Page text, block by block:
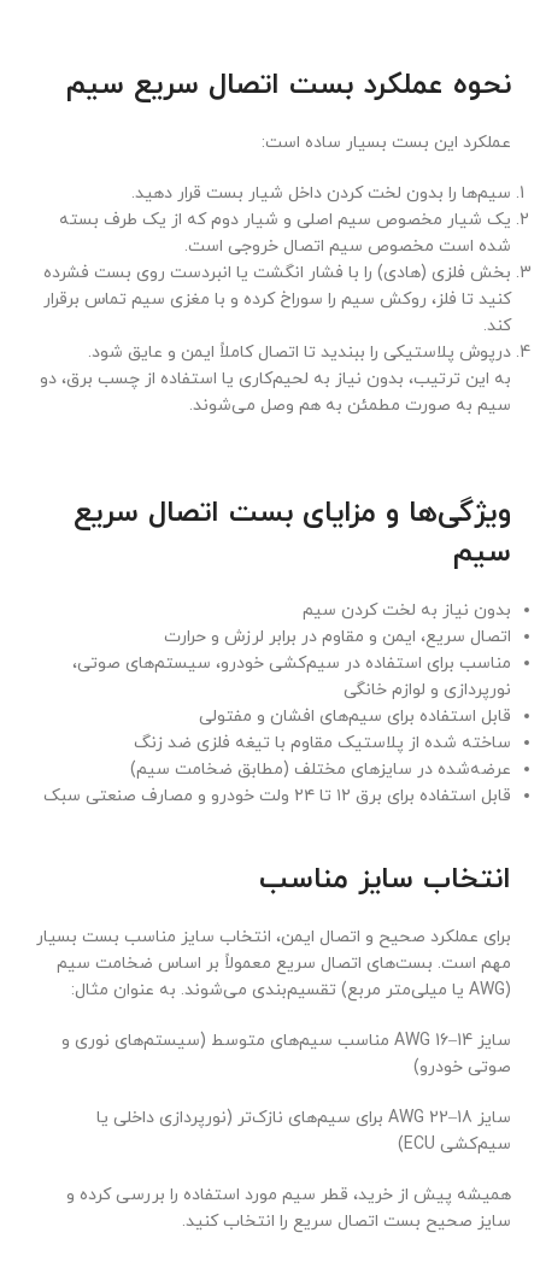
نحوه عملکرد بست اتصال سریع سیم
عملکرد این بست بسیار ساده است:
سیم‌ها را بدون لخت کردن داخل شیار بست قرار دهید.
یک شیار مخصوص سیم اصلی و شیار دوم که از یک طرف بسته
شده است مخصوص سیم اتصال خروجی است.
بخش فلزی (هادی) را با فشار انگشت یا انبردست روی بست فشرده
کنید تا فلز، روکش سیم را سوراخ کرده و با مغزی سیم تماس برقرار
کند.
درپوش پلاستیکی را ببندید تا اتصال کاملاً ایمن و عایق شود.
به این ترتیب، بدون نیاز به لحیم‌کاری یا استفاده از چسب برق، دو
سیم به صورت مطمئن به هم وصل می‌شوند.
ویژگی‌ها و مزایای بست اتصال سریع
سیم
بدون نیاز به لخت کردن سیم
اتصال سریع، ایمن و مقاوم در برابر لرزش و حرارت
مناسب برای استفاده در سیم‌کشی خودرو، سیستم‌های صوتی،
نورپردازی و لوازم خانگی
قابل استفاده برای سیم‌های افشان و مفتولی
ساخته شده از پلاستیک مقاوم با تیغه فلزی ضد زنگ
عرضه‌شده در سایزهای مختلف (مطابق ضخامت سیم)
قابل استفاده برای برق ۱۲ تا ۲۴ ولت خودرو و مصارف صنعتی سبک
انتخاب سایز مناسب
برای عملکرد صحیح و اتصال ایمن، انتخاب سایز مناسب بست بسیار
مهم است. بست‌های اتصال سریع معمولاً بر اساس ضخامت سیم
(AWG یا میلی‌متر مربع) تقسیم‌بندی می‌شوند. به عنوان مثال:
سایز 14–16 AWG مناسب سیم‌های متوسط (سیستم‌های نوری و
صوتی خودرو)
سایز 18–22 AWG برای سیم‌های نازک‌تر (نورپردازی داخلی یا
سیم‌کشی ECU)
همیشه پیش از خرید، قطر سیم مورد استفاده را بررسی کرده و
سایز صحیح بست اتصال سریع را انتخاب کنید.